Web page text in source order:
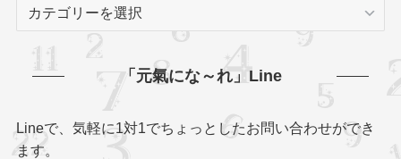
「元氣にな～れ」Line
Lineで、気軽に1対1でちょっとしたお問い合わせができ
ます。